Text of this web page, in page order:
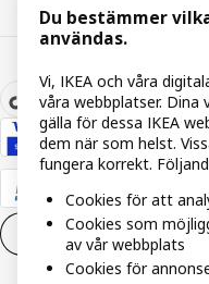
Inställningar för
Du bestämmer
användas.
Vi, IKEA och våra
våra webbplatser.
gälla för dessa IKEA
dem när som helst.
fungera korrekt.
Cookies för att
Cookies som
av vår webbplats
Cookies för